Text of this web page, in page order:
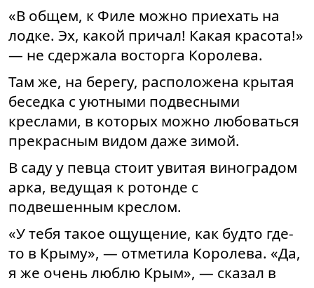
«В общем, к Филе можно приехать на
лодке. Эх, какой причал! Какая красота!»
— не сдержала восторга Королева.
Там же, на берегу, расположена крытая
беседка с уютными подвесными
креслами, в которых можно любоваться
прекрасным видом даже зимой.
В саду у певца стоит увитая виноградом
арка, ведущая к ротонде с
подвешенным креслом.
«У тебя такое ощущение, как будто где-
то в Крыму», — отметила Королева. «Да,
я же очень люблю Крым», — сказал в